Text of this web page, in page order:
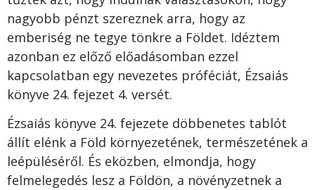
nagyobb pénzt szereznek arra, hogy az
emberiség ne tegye tönkre a Földet. Idéztem
azonban ez előző előadásomban ezzel
kapcsolatban egy nevezetes próféciát, Ézsaiás
könyve 24. fejezet 4. versét.
Ézsaiás könyve 24. fejezete döbbenetes tablót
állít elénk a Föld környezetének, természetének a
leépüléséről. És eközben, elmondja, hogy
felmelegedés lesz a Földön, a növényzetnek a